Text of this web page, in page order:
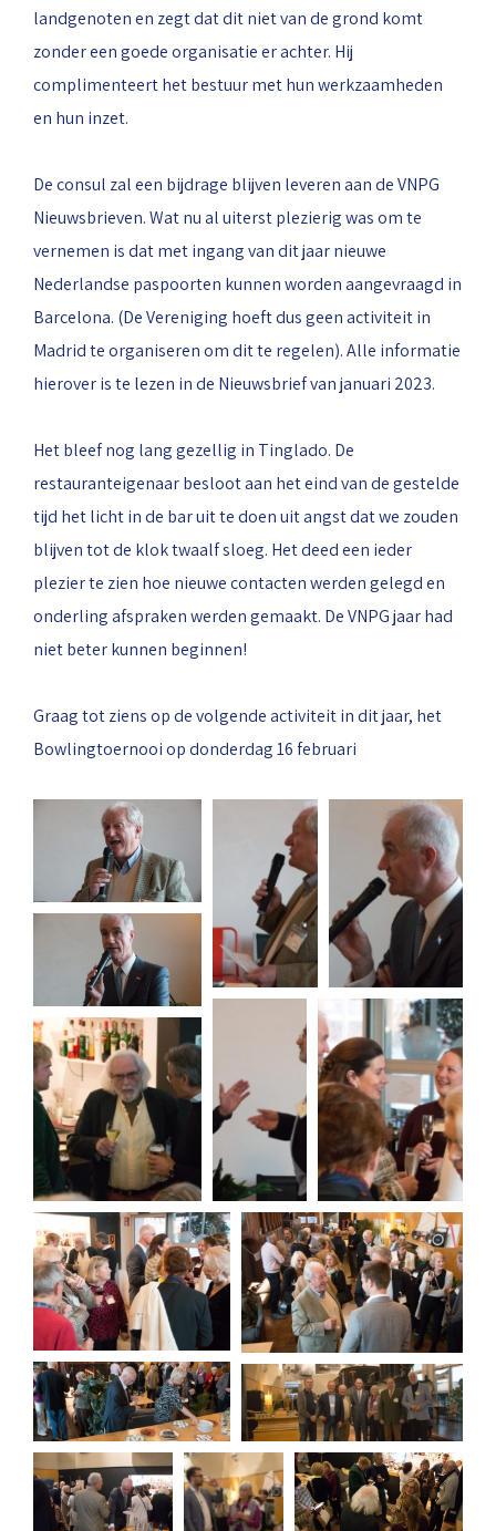
landgenoten en zegt dat dit niet van de grond komt
zonder een goede organisatie er achter. Hij
complimenteert het bestuur met hun werkzaamheden
en hun inzet.
De consul zal een bijdrage blijven leveren aan de VNPG
Nieuwsbrieven. Wat nu al uiterst plezierig was om te
vernemen is dat met ingang van dit jaar nieuwe
Nederlandse paspoorten kunnen worden aangevraagd in
Barcelona. (De Vereniging hoeft dus geen activiteit in
Madrid te organiseren om dit te regelen). Alle informatie
hierover is te lezen in de Nieuwsbrief van januari 2023.
Het bleef nog lang gezellig in Tinglado. De
restauranteigenaar besloot aan het eind van de gestelde
tijd het licht in de bar uit te doen uit angst dat we zouden
blijven tot de klok twaalf sloeg. Het deed een ieder
plezier te zien hoe nieuwe contacten werden gelegd en
onderling afspraken werden gemaakt. De VNPG jaar had
niet beter kunnen beginnen!
Graag tot ziens op de volgende activiteit in dit jaar, het
Bowlingtoernooi op donderdag 16 februari